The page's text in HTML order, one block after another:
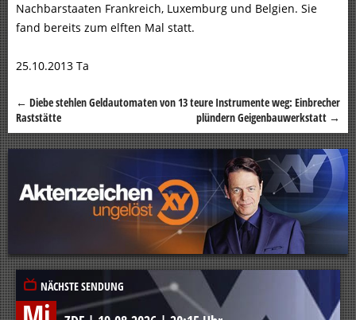
Nachbarstaaten Frankreich, Luxemburg und Belgien. Sie
fand bereits zum elften Mal statt.
25.10.2013 Ta
Beitragsnavigation
← Diebe stehlen Geldautomaten von
Raststätte
13 teure Instrumente weg: Einbrecher
plündern Geigenbauwerkstatt →
NÄCHSTE SENDUNG